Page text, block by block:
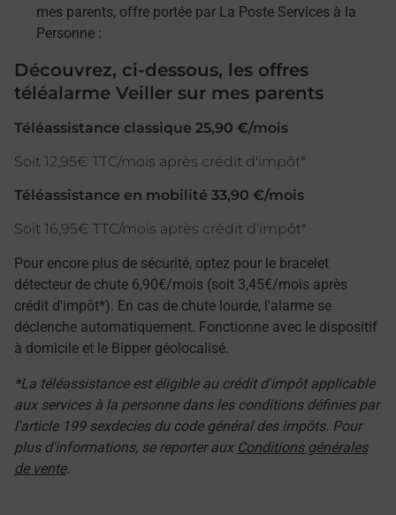
mes parents, offre portée par La Poste Services à la
Personne :
Découvrez, ci-dessous, les offres
téléalarme Veiller sur mes parents
Téléassistance classique 25,90 €/mois
Soit 12,95€ TTC/mois après crédit d'impôt*
Téléassistance en mobilité 33,90 €/mois
Soit 16,95€ TTC/mois après crédit d'impôt*
Pour encore plus de sécurité, optez pour le bracelet
détecteur de chute 6,90€/mois (soit 3,45€/mois après
crédit d'impôt*). En cas de chute lourde, l'alarme se
déclenche automatiquement. Fonctionne avec le dispositif
à domicile et le Bipper géolocalisé.
*La téléassistance est éligible au crédit d'impôt applicable
aux services à la personne dans les conditions définies par
l'article 199 sexdecies du code général des impôts. Pour
plus d'informations, se reporter aux Conditions générales
de vente.